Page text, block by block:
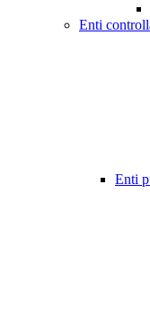
Enti
Enti